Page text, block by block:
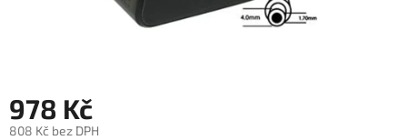
978 Kč
808 Kč bez DPH